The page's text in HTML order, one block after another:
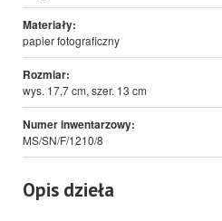
Materiały:
papier fotograficzny
Rozmiar:
wys. 17,7 cm, szer. 13 cm
Numer inwentarzowy:
MS/SN/F/1210/8
Opis dzieła